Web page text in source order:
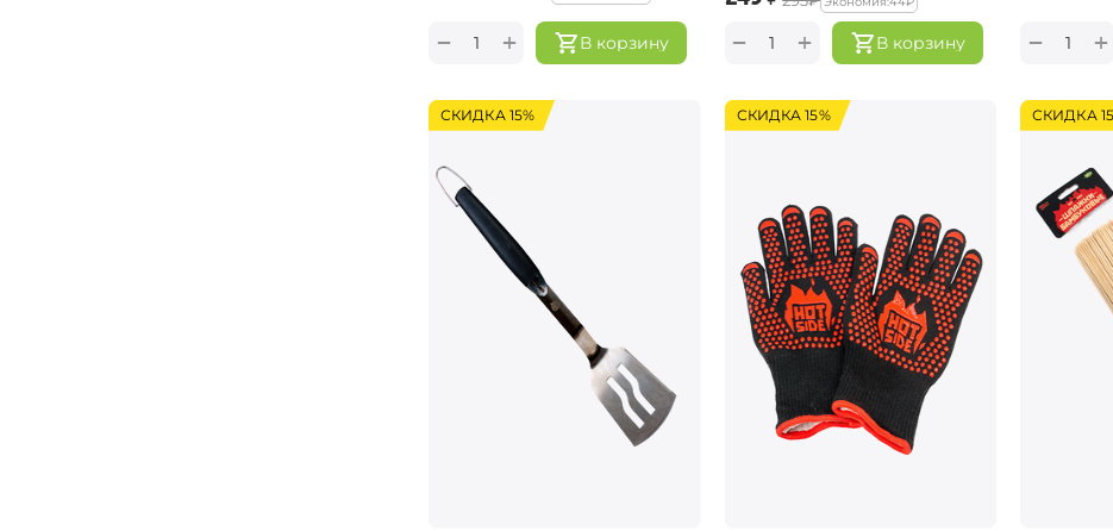
В корзину
+
− В корзину
+
− +
−
СКИДКА 15% СКИДКА 15% СКИДКА